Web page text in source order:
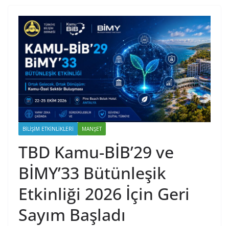
BILIŞIM ETKINLIKLERI MANŞET
TBD Kamu-BİB’29 ve
BİMY’33 Bütünleşik
Etkinliği 2026 İçin Geri
Sayım Başladı